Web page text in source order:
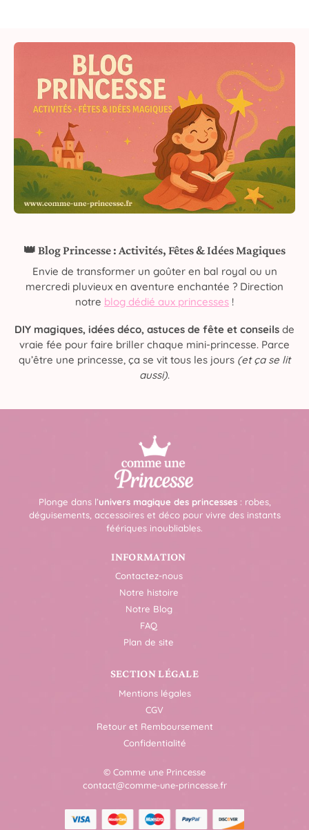
👑 Blog Princesse : Activités, Fêtes & Idées Magiques
Envie de transformer un goûter en bal royal ou un
mercredi pluvieux en aventure enchantée ? Direction
notre blog dédié aux princesses !
DIY magiques, idées déco, astuces de fête et conseils de
vraie fée pour faire briller chaque mini-princesse. Parce
qu’être une princesse, ça se vit tous les jours (et ça se lit
aussi).
Plonge dans l’univers magique des princesses: robes,
déguisements, accessoires et déco pour vivre des instants
féériques inoubliables.
INFORMATION
Contactez-nous
Notre histoire
Notre Blog
FAQ
Plan de site
SECTION LÉGALE
Mentions légales
CGV
Retour et Remboursement
Confidentialité
© Comme une Princesse
contact@comme-une-princesse.fr